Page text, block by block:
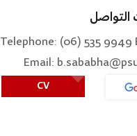
التواصل
Telephone: (06) 535 9949
Email:
CV